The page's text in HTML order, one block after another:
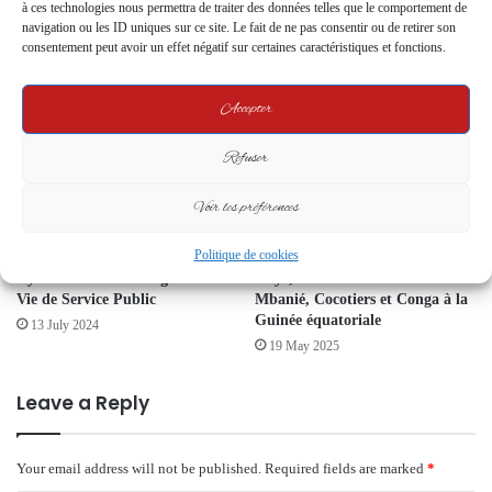
à ces technologies nous permettra de traiter des données telles que le comportement de
navigation ou les ID uniques sur ce site. Le fait de ne pas consentir ou de retirer son
consentement peut avoir un effet négatif sur certaines caractéristiques et fonctions.
Accepter
Refuser
Voir les préférences
Politique de cookies
Lancement Imminent d’un
Tournoi Historique
12 January 2024
de Poungui Réclament la Reprise
des Travaux sur la Route
Mbigou-Moukabou
Vie de Service Public
13 July 2024
Gabon : Coup de massue à La
Mbanié, Cocotiers et Conga à la
Guinée équatoriale
19 May 2025
Leave a Reply
Your email address will not be published. Required fields are marked *